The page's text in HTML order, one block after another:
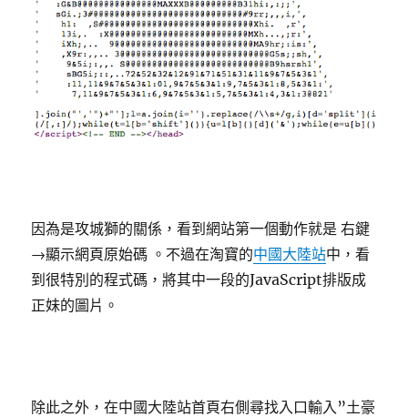
因為是攻城獅的關係，看到網站第一個動作就是 右鍵
→顯示網頁原始碼 。不過在淘寶的中國大陸站中，看
到很特別的程式碼，將其中一段的JavaScript排版成
正妹的圖片。
除此之外，在中國大陸站首頁右側尋找入口輸入”土豪